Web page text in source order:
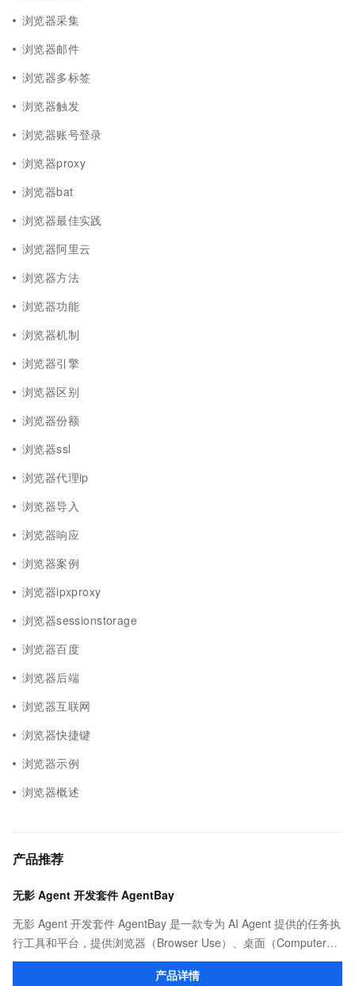
浏览器采集
浏览器邮件
浏览器多标签
浏览器触发
浏览器账号登录
浏览器proxy
浏览器bat
浏览器最佳实践
浏览器阿里云
浏览器方法
浏览器功能
浏览器机制
浏览器引擎
浏览器区别
浏览器份额
浏览器ssl
浏览器代理ip
浏览器导入
浏览器响应
浏览器案例
浏览器ipxproxy
浏览器sessionstorage
浏览器百度
浏览器后端
浏览器互联网
浏览器快捷键
浏览器示例
浏览器概述
产品推荐
无影 Agent 开发套件 AgentBay
无影 Agent 开发套件 AgentBay 是一款专为 AI Agent 提供的任务执
行工具和平台，提供浏览器（Browser Use）、桌面（Computer
Use）、代码（CodeSpace）、移动端（Mobile Use）全覆盖的安
全沙箱环境，支持 SDK 和 MCP 接入，依托阿里云强大算力实现智
产品详情